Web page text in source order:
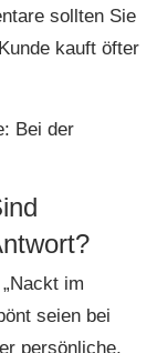
sollten Sie
kauft öfter
Bei der
im
seien bei
persönliche,